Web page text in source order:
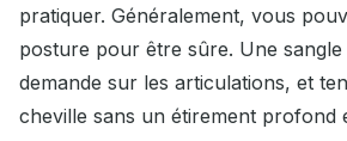
pratiquer. Généralement, vous
posture pour être sûre. Une
demande sur les articulations, et
cheville sans un étirement profond